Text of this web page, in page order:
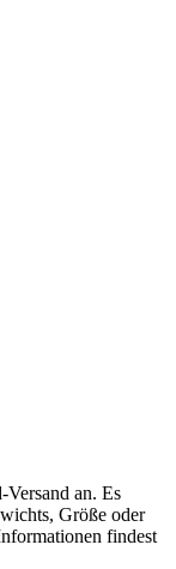
an. Es
Größe oder
findest